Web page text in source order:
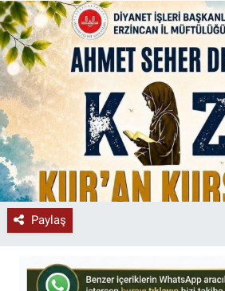
Paylaş
SPOR
YAŞAM
RESMİ İLAN